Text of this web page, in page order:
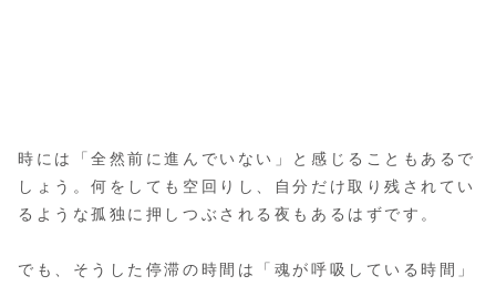
時には「全然前に進んでいない」と感じることもあるで
しょう。何をしても空回りし、自分だけ取り残されてい
るような孤独に押しつぶされる夜もあるはずです。
でも、そうした停滞の時間は「魂が呼吸している時間」